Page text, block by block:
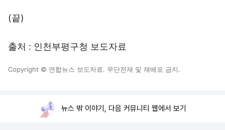
(끝)
출처 : 인천부평구청 보도자료
Copyright © 연합뉴스 보도자료. 무단전재 및 재배포 금지.
뉴스 밖 이야기, 다음 커뮤니티 웹에서 보기